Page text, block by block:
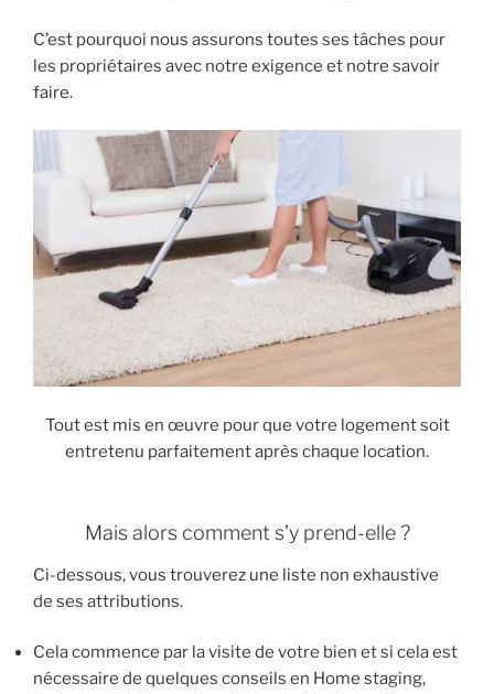
C’est pourquoi nous assurons toutes ses tâches pour
les propriétaires avec notre exigence et notre savoir
faire.
Tout est mis en œuvre pour que votre logement soit
entretenu parfaitement après chaque location.
Mais alors comment s’y prend-elle ?
Ci-dessous, vous trouverez une liste non exhaustive
de ses attributions.
Cela commence par la visite de votre bien et si cela est
nécessaire de quelques conseils en Home staging,